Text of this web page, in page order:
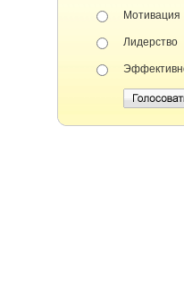
Мотивация
Лидерство